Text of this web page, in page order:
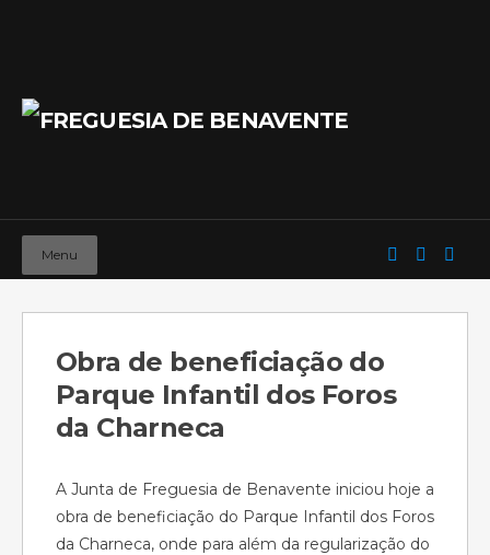
Menu
Obra de beneficiação do
Parque Infantil dos Foros
da Charneca
A Junta de Freguesia de Benavente iniciou hoje a
obra de beneficiação do Parque Infantil dos Foros
da Charneca, onde para além da regularização do